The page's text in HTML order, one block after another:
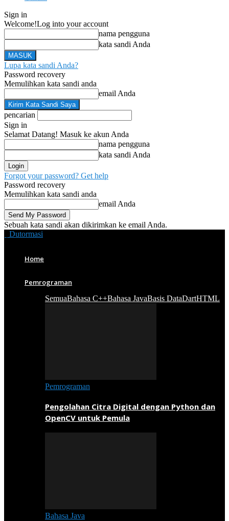
Sign in
Welcome!Log into your account
nama pengguna
kata sandi Anda
Lupa kata sandi Anda?
Password recovery
Memulihkan kata sandi anda
email Anda
pencarian
Sign in
Selamat Datang! Masuk ke akun Anda
nama pengguna
kata sandi Anda
Forgot your password? Get help
Password recovery
Memulihkan kata sandi anda
email Anda
Sebuah kata sandi akan dikirimkan ke email Anda.
Dutormasi
Home
Pemrograman
SemuaBahasa C++Bahasa JavaBasis DataDartHTML
Pemrograman
Pengolahan Citra Digital dengan Python dan
OpenCV untuk Pemula
Bahasa Java